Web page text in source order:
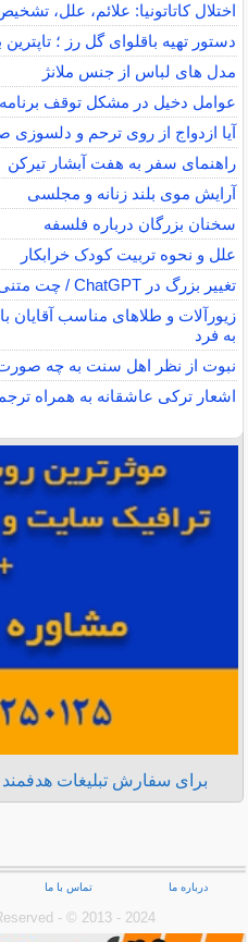
اختلال کاتاتونیا: علائم، علل،
دستور تهیه باقلوای گل رز ؛ تاپترین
مدل های لباس از جنس ملانژ
عوامل دخیل در مشکل توقف برنامه
آیا ازدواج از روی ترحم و
راهنمای سفر به هفت آبشار تیرکن
آرایش موی بلند زنانه و مجلسی
سخنان بزرگان درباره فلسفه
علل و نحوه تربیت کودک خرابکار
تغییر بزرگ در ChatGPT / چت متنی نامحدود و رایگان
زیورآلات و طلاهای مناسب
به فرد
نبوت از نظر اهل سنت به چه
اشعار ترکی عاشقانه به همراه
برای سفارش تبلیغات
درباره ما تماس با ما
- © 2013 - 2024